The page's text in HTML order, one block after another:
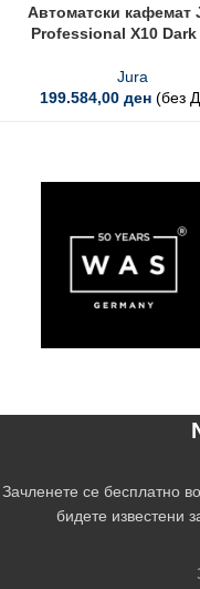
Автоматски кафемат
Professional X10
Jura
199.584,00 ден (без
Зачленете се бесплатно
бидете известени